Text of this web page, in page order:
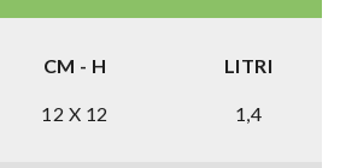
CM - H LITRI
12 X 12 1,4